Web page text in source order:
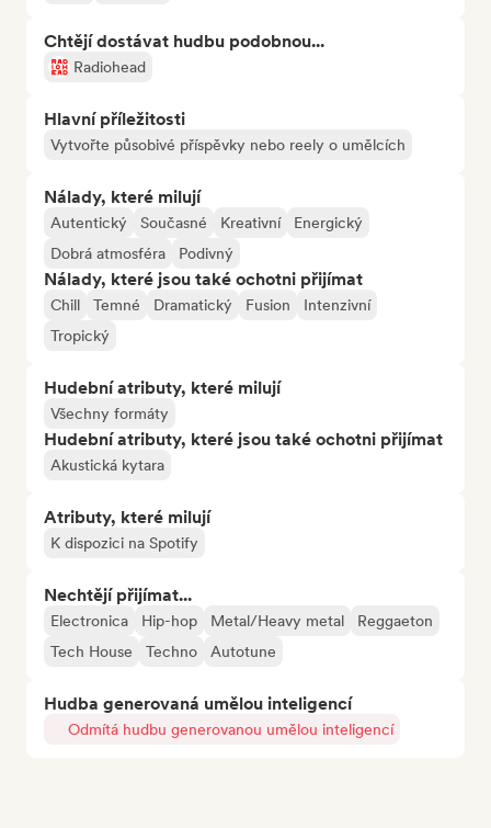
Chtějí dostávat hudbu podobnou...
Radiohead
Hlavní příležitosti
Vytvořte působivé příspěvky nebo reely o umělcích
Nálady, které milují
Autentický Současné Kreativní
Energický
Dobrá atmosféra
Podivný
Nálady, které jsou také ochotni přijímat
Chill Temné Dramatický Fusion
Intenzivní
Tropický
Hudební atributy, které milují
Všechny formáty
Hudební atributy, které jsou také ochotni přijímat
Akustická kytara
Atributy, které milují
K dispozici na Spotify
Nechtějí přijímat...
Electronica Hip-hop Metal/Heavy metal
Reggaeton
Tech House
Techno Autotune
Hudba generovaná umělou inteligencí
Odmítá hudbu generovanou umělou inteligencí